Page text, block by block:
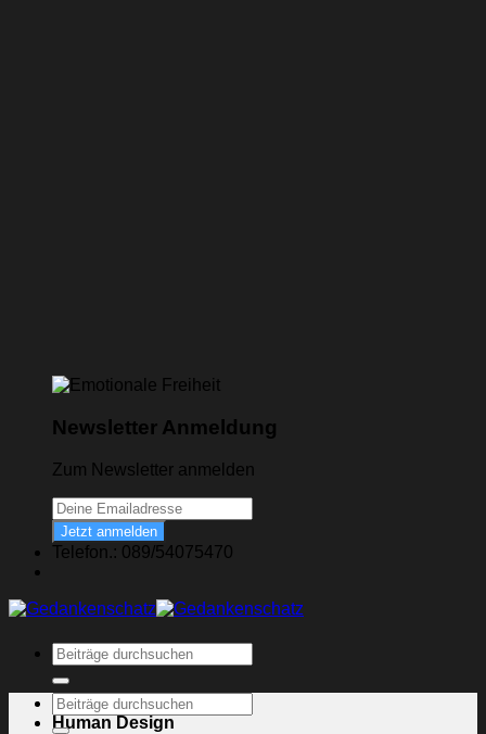
Newsletter Anmeldung
Zum Newsletter anmelden
Jetzt anmelden
Telefon.: 089/54075470
Human Design